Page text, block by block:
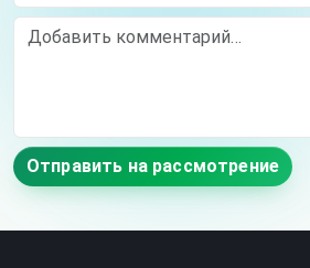
Comment
Отправить на рассмотрение